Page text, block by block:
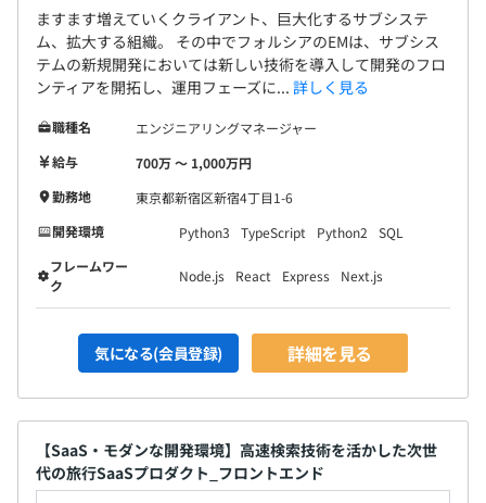
ますます増えていくクライアント、巨大化するサブシステ
ム、拡大する組織。 その中でフォルシアのEMは、サブシス
テムの新規開発においては新しい技術を導入して開発のフロ
ンティアを開拓し、運用フェーズに... 詳しく見る
職種名
エンジニアリングマネージャー
給与
700万 〜 1,000万円
勤務地
東京都新宿区新宿4丁目1-6
開発環境
Python3 TypeScript Python2
SQL
フレームワー
ク
Node.js React Express Next.js
気になる(会員登録) 詳細を見る
【SaaS・モダンな開発環境】高速検索技術を活かした次世
代の旅行SaaSプロダクト_フロントエンド